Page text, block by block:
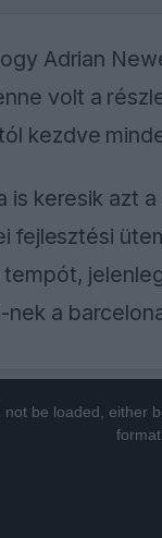
Adrian
volt a
kezdve
is keresik azt
fejlesztési
nek a
be loaded, either